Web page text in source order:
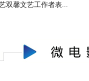
双馨文艺工作者表...